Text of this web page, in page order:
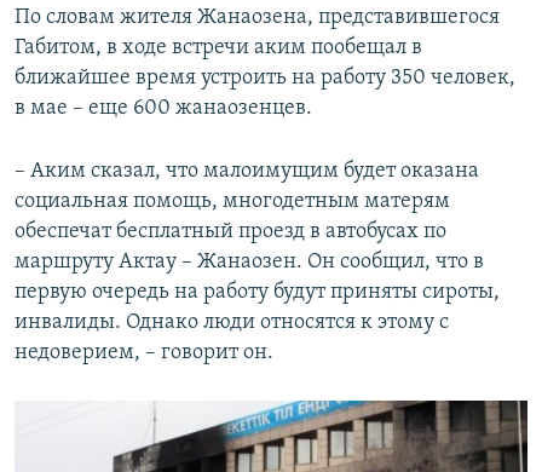
По словам жителя Жанаозена, представившегося
Габитом, в ходе встречи аким пообещал в
ближайшее время устроить на работу 350 человек,
в мае – еще 600 жанаозенцев.
– Аким сказал, что малоимущим будет оказана
социальная помощь, многодетным матерям
обеспечат бесплатный проезд в автобусах по
маршруту Актау – Жанаозен. Он сообщил, что в
первую очередь на работу будут приняты сироты,
инвалиды. Однако люди относятся к этому с
недоверием, – говорит он.